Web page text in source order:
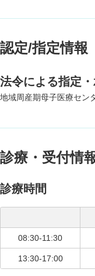
認定/指定情報
法令による指定
地域周産期母子医療セン
診療・受付情
診療時間
08:30-11:30
13:30-17:00